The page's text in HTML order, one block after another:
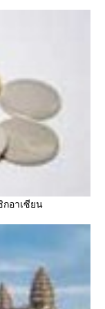
กอาเซียน